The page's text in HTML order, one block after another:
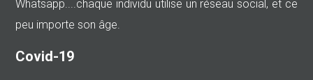
Whatsapp....chaque individu utilise un réseau social, et ce
peu importe son âge.
Covid-19